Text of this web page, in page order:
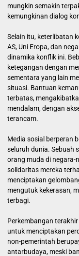
mungkin semakin
kemungkinan dialog
Selain itu, keterlibatan
AS, Uni Eropa, dan
dinamika konflik ini.
ketegangan dengan
sementara yang lain
situasi. Bantuan
terbatas,
mendalam, dengan
terancam.
Media sosial berperan
seluruh dunia. Sebuah
orang muda di negara-
solidaritas mereka
menciptakan
mengutuk kekerasan,
terbagi.
Perkembangan
untuk menciptakan
non-pemerintah
antarbudaya, meski